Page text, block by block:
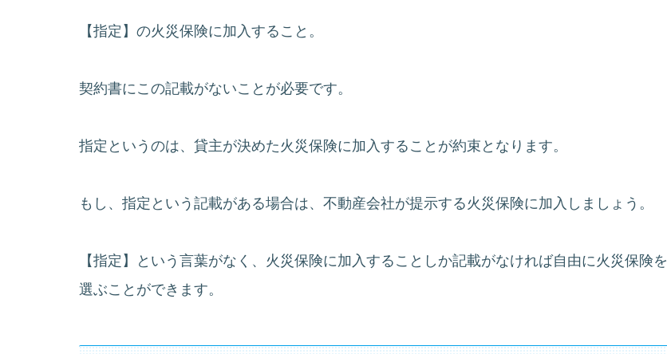
【指定】の火災保険に加入すること。
契約書にこの記載がないことが必要です。
指定というのは、貸主が決めた火災保険に加入することが約束となります。
もし、指定という記載がある場合は、不動産会社が提示する火災保険に加入しましょう。
【指定】という言葉がなく、火災保険に加入することしか記載がなければ自由に火災保険を
選ぶことができます。